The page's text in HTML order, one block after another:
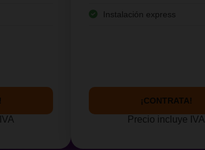
Instalación express
¡CONTRATA!
Precio incluye IVA